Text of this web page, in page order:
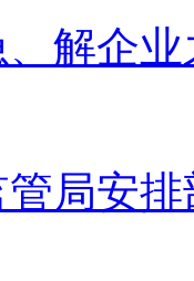
解企
局安排